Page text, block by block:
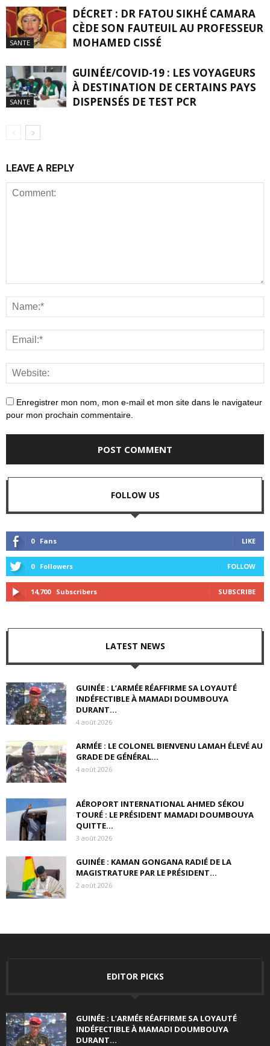
SANTE
DÉCRET : DR FATOU SIKHÉ CAMARA
CÈDE SON FAUTEUIL AU PROFESSEUR
MOHAMED CISSÉ
SANTE
GUINÉE/COVID-19 : LES VOYAGEURS
À DESTINATION DE CERTAINS PAYS
DISPENSÉS DE TEST PCR
LEAVE A REPLY
Enregistrer mon nom, mon e-mail et mon site dans le navigateur
pour mon prochain commentaire.
FOLLOW US
0 Fans LIKE
0 Followers FOLLOW
14,700 Subscribers SUBSCRIBE
LATEST NEWS
GUINÉE : L’ARMÉE RÉAFFIRME SA LOYAUTÉ
INDÉFECTIBLE À MAMADI DOUMBOUYA
DURANT...
4 août 2026
ARMÉE : LE COLONEL BIENVENU LAMAH ÉLEVÉ AU
GRADE DE GÉNÉRAL...
4 août 2026
AÉROPORT INTERNATIONAL AHMED SÉKOU
TOURÉ : LE PRÉSIDENT MAMADI DOUMBOUYA
QUITTE...
3 août 2026
GUINÉE : KAMAN GONGANA RADIÉ DE LA
MAGISTRATURE PAR LE PRÉSIDENT...
2 août 2026
EDITOR PICKS
GUINÉE : L’ARMÉE RÉAFFIRME SA LOYAUTÉ
INDÉFECTIBLE À MAMADI DOUMBOUYA
DURANT...